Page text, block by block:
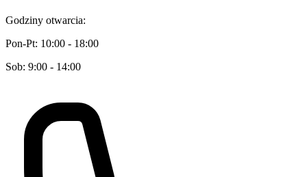
Godziny otwarcia:
Pon-Pt: 10:00 - 18:00
Sob: 9:00 - 14:00